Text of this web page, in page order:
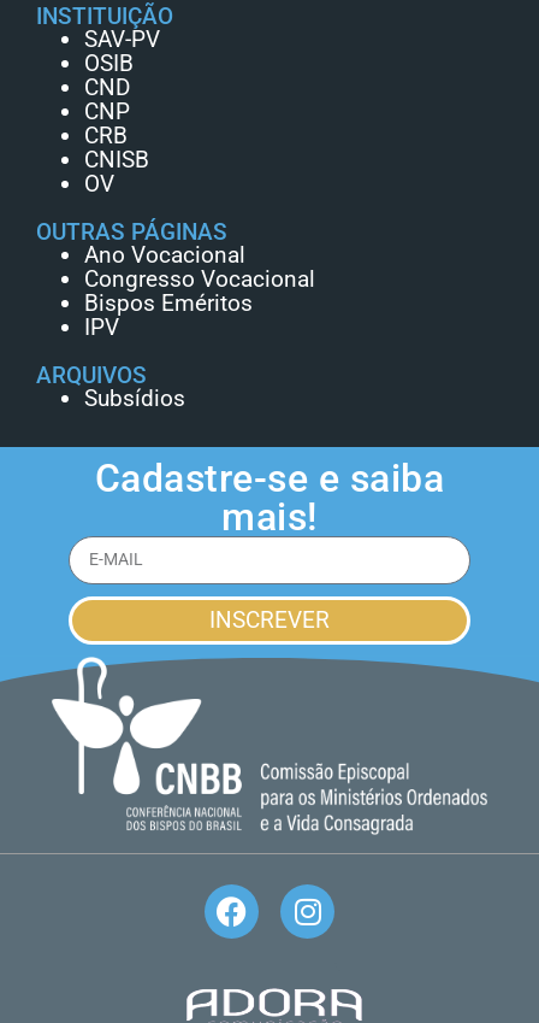
INSTITUIÇÃO
SAV-PV
OSIB
CND
CNP
CRB
CNISB
OV
OUTRAS PÁGINAS
Ano Vocacional
Congresso Vocacional
Bispos Eméritos
IPV
ARQUIVOS
Subsídios
Cadastre-se e saiba
mais!
INSCREVER